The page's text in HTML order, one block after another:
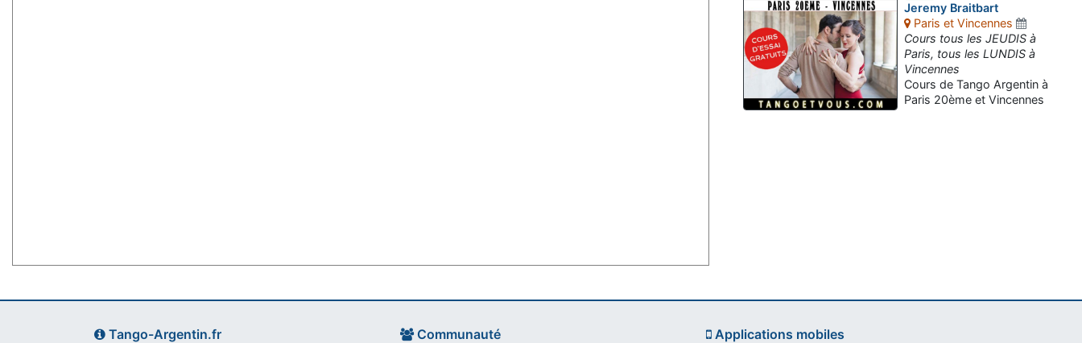
Jeremy Braitbart
Paris et Vincennes
Cours tous les JEUDIS à
Paris, tous les LUNDIS à
Vincennes
Cours de Tango Argentin à
Paris 20ème et Vincennes
Tango-Argentin.fr Communauté Applications mobiles